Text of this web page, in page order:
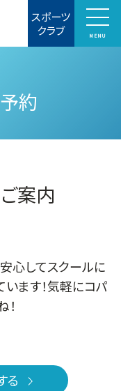
スポーツ
クラブ MENU
約
案内
心してスクールに
ます！気軽にコパ
る